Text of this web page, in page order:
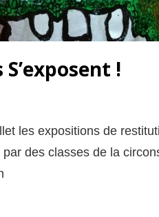
!
les expositions de
des classes de la